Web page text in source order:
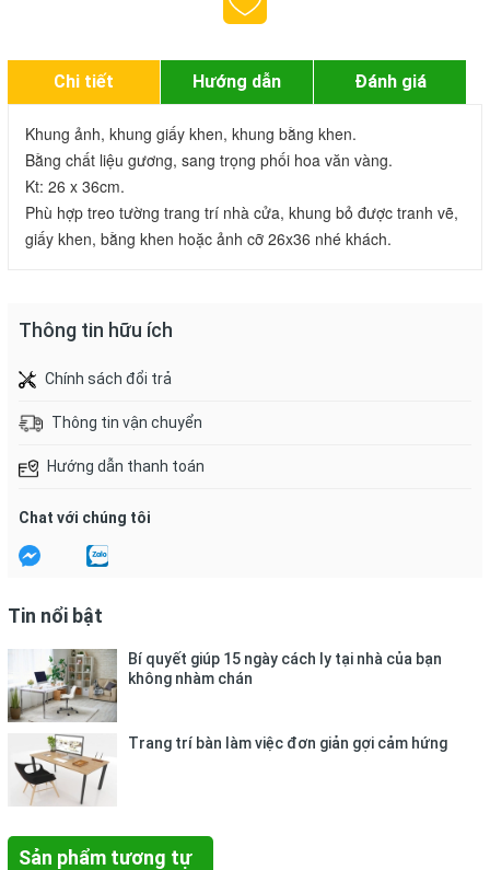
Chi tiết Hướng dẫn Đánh giá
Khung ảnh, khung giấy khen, khung bằng khen.
Bằng chất liệu gương, sang trọng phối hoa văn vàng.
Kt: 26 x 36cm.
Phù hợp treo tường trang trí nhà cửa, khung bỏ được tranh vẽ,
giấy khen, bằng khen hoặc ảnh cỡ 26x36 nhé khách.
Thông tin hữu ích
Chính sách đổi trả
Thông tin vận chuyển
Hướng dẫn thanh toán
Chat với chúng tôi
Tin nổi bật
Bí quyết giúp 15 ngày cách ly tại nhà của bạn
không nhàm chán
Trang trí bàn làm việc đơn giản gợi cảm hứng
Sản phẩm tương tự